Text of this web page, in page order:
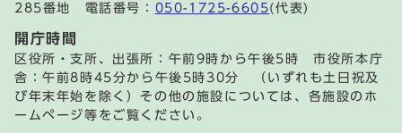
285番地 電話番号： 050-1725-6605(代表)
開庁時間
区役所・支所、出張所：午前9時から午後5時 市役所本庁
舎：午前8時45分から午後5時30分 （いずれも土日祝及
び年末年始を除く）その他の施設については、各施設のホ
ームページ等をご覧ください。